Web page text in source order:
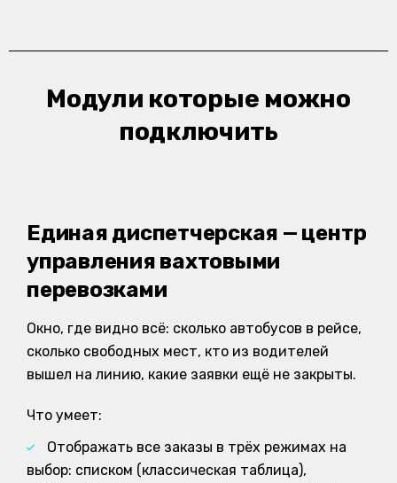
Модули которые можно
подключить
Единая диспетчерская — центр
управления вахтовыми
перевозками
Окно, где видно всё: сколько автобусов в рейсе,
сколько свободных мест, кто из водителей
вышел на линию, какие заявки ещё не закрыты.
Что умеет:
Отображать все заказы в трёх режимах на
выбор: списком (классическая таблица),